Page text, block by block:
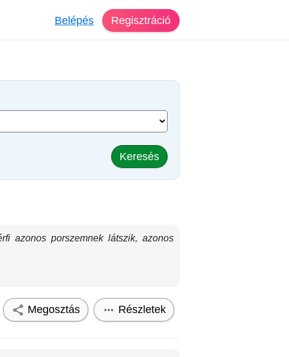
Belépés Regisztráció
Keresés
azonos porszemnek látszik, azonos
Megosztás Részletek